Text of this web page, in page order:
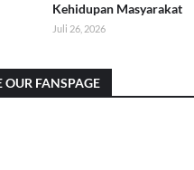
Kehidupan Masyarakat
Juli 26, 2026
OUR FANSPAGE